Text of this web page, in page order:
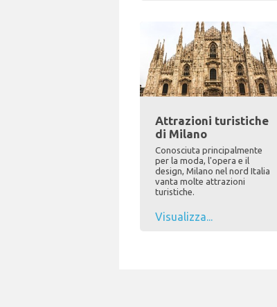
Attrazioni turistiche
di Milano
Conosciuta principalmente
per la moda, l'opera e il
design, Milano nel nord Italia
vanta molte attrazioni
turistiche.
Visualizza...